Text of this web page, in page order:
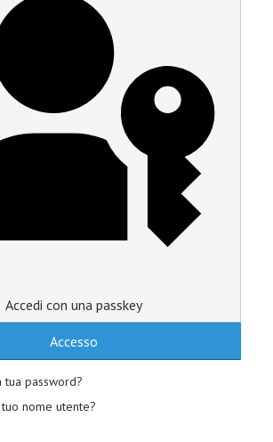
Accedi con una passkey
Accesso
tua password?
nome utente?